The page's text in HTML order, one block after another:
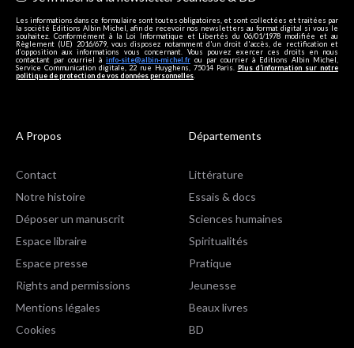
Les informations dans ce formulaire sont toutes obligatoires, et sont collectées et traitées par
la société Editions Albin Michel, afin de recevoir nos newsletters au format digital si vous le
souhaitez. Conformément à la Loi Informatique et Libertés du 06/01/1978 modifiée et au
Règlement (UE) 2016/679, vous disposez notamment d'un droit d'accès, de rectification et
d’opposition aux informations vous concernant. Vous pouvez exercer ces droits en nous
contactant par courriel à info-site@albin-michel.fr ou par courrier à Editions Albin Michel,
Service Communication digitale, 22 rue Huyghens, 75014 Paris. Plus d’information sur notre
politique de protection de vos données personnelles.
A Propos
Contact
Notre histoire
Déposer un manuscrit
Espace libraire
Espace presse
Rights and permissions
Mentions légales
Cookies
Départements
Littérature
Essais & docs
Sciences humaines
Spiritualités
Pratique
Jeunesse
Beaux livres
BD